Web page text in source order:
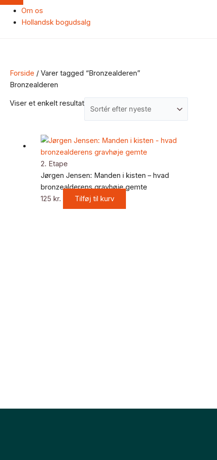
Om os
Hollandsk bogudsalg
Forside / Varer tagged “Bronzealderen”
Bronzealderen
Viser et enkelt resultat
2. Etape
Jørgen Jensen: Manden i kisten – hvad
bronzealderens gravhøje gemte
125 kr. Tilføj til kurv